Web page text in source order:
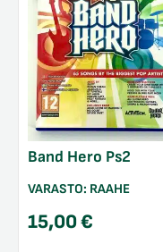
Band Hero Ps2
VARASTO: RAAHE
15,00€